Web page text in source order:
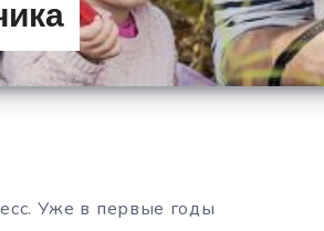
Уже в первые годы